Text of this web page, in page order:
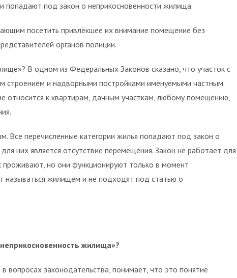
попадают под закон о неприкосновенности жилища.
посетить привлёкшее их внимание помещение без
органов полиции.
В одном из Федеральных Законов сказано, что участок с
строением и надворными постройками именуемыми частным
относится к квартирам, дачным участкам, любому помещению,
Все перечисленные категории жилья попадают под закон о
них является отсутствие перемещения. Закон не работает для
но они функционируют только в момент
называться жилищем и не подходят под статью о
жилища»?
законодательства, понимает, что это понятие